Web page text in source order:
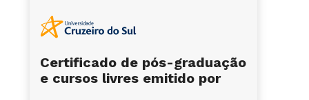
Certificado de pós-graduação
e cursos livres emitido por